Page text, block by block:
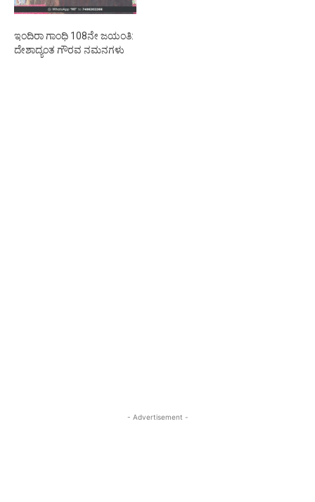
ಇಂದಿರಾ ಗಾಂಧಿ 108ನೇ ಜಯಂತಿ:
ದೇಶಾದ್ಯಂತ ಗೌರವ ನಮನಗಳು
- Advertisement -